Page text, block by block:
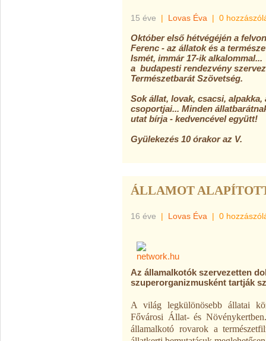
15 éve | Lovas Éva | 0
Október első hétvégéjén a
Ferenc - az állatok és a
Ismét, immár 17-ik alkalommal...
a budapesti rendezvény
Természetbarát Szövetség.
Sok állat, lovak, csacsi,
csoportjai... Minden
utat bírja - kedvencével együtt!
Gyülekezés 10 órakor az V.
ÁLLAMOT
16 éve | Lovas Éva | 0
Az államalkotók szervezetten
szuperorganizmusként tartják
A világ legkülönösebb állatai
Fővárosi Állat- és
államalkotó rovarok a